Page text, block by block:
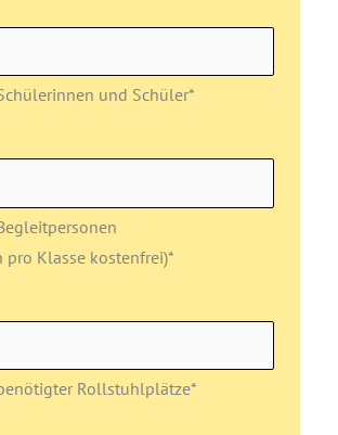
und Schüler*
pro Klasse kostenfrei)*
Rollstuhlplätze*